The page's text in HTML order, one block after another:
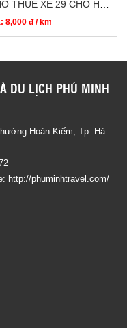
8,000 đ / km
DU LỊCH PHÚ MINH
Hoàn Kiếm, Tp. Hà
http://phuminhtravel.com/